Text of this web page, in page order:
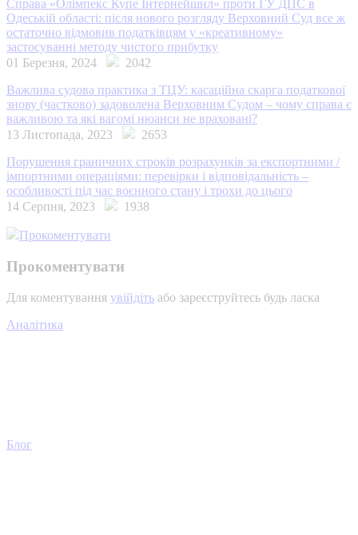
Справа «Олімпекс Купе Інтернейшнл» проти ГУ ДПС в
Одеській області: після нового розгляду Верховний Суд все ж
остаточно відмовив податківцям у «креативному»
застосуванні методу чистого прибутку
01 Березня, 2024
2042
Важлива судова практика з ТЦУ: касаційна скарга податкової
знову (частково) задоволена Верховним Судом – чому справа є
важливою та які вагомі нюанси не враховані?
13 Листопада, 2023
2653
Порушення граничних строків розрахунків за експортними /
імпортними операціями: перевірки і відповідальність –
особливості під час воєнного стану і трохи до цього
14 Серпня, 2023
1938
Прокоментувати
Прокоментувати
Для коментування увійдіть або зареєструйтесь будь ласка
Аналітика
Блог